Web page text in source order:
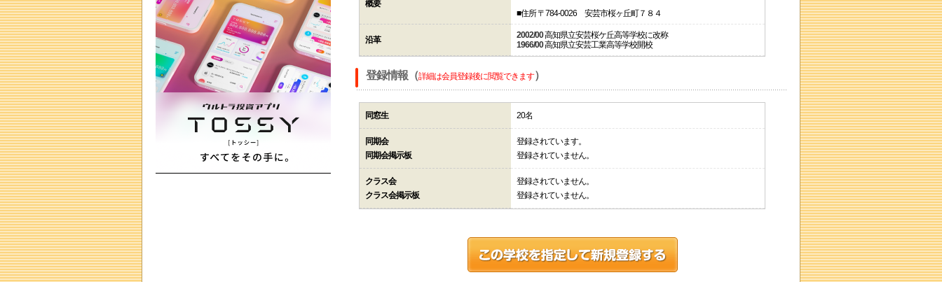
概要
■住所 〒784-0026 安芸市桜ヶ丘町７８４
沿革 2002/00高知県立安芸桜ケ丘高等学校に改称
1966/00高知県立安芸工業高等学校開校
登録情報（詳細は会員登録後に閲覧できます）
同窓生 20名
同期会
同期会掲示板
登録されています。
登録されていません。
クラス会
クラス会掲示板
登録されていません。
登録されていません。